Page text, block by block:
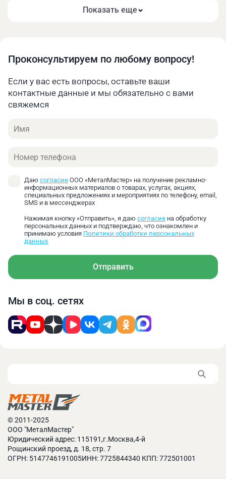
Управление перемещением заднего упора
Данный контроллер обладает интуитивно
контроллера расположен тумблер включения-
выключения, световой индикатор питания и
грибок аварийного выключения.
Максимальное перемещение моторизированного
составляет 2200 кг.
А какой ход заднего упора?
мм.
Показать еще
Проконсультируем по любому вопросу!
Если у вас есть вопросы, оставьте ваши
контактные данные и мы обязательно с вами
свяжемся
Имя
Телефон
Даю согласие ООО «МеталМастер» на получение рекламно-
информационных материалов о товарах, услугах, акциях,
специальных предложениях и мероприятиях по телефону, email,
SMS и в мессенджерах
Нажимая кнопку «Отправить», я даю согласие на обработку
персональных данных и подтверждаю, что ознакомлен и
принимаю условия Политики обработки персональных
данных
Отправить
Мы в соц. сетях
© 2011-2025
ООО "МеталМастер"
Юридический адрес: 115191,г.Москва,4-й
Рощинский проезд, д. 18, стр. 7
ОГРН: 5147746191005ИНН: 7725844340 КПП: 772501001